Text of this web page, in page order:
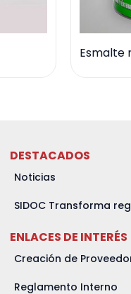
Esmalte
DESTACADOS
Noticias
SIDOC Transforma
ENLACES DE INTERÉS
Creación de
Reglamento Interno